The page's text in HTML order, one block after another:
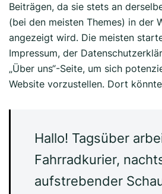
Beiträgen, da sie stets an
(bei den meisten Themes) in der
angezeigt wird. Die meisten
Impressum, der
„Über uns“-Seite, um sich
Website vorzustellen. Dort
Hallo! Tagsüber
Fahrradkurier,
aufstrebender